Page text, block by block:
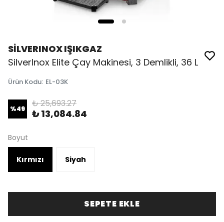
SİLVERINOX IŞIKGAZ
SilverInox Elite Çay Makinesi, 3 Demlikli, 36 L
Ürün Kodu: EL-03K
%49 ₺ 25,693.27
₺ 13,084.84
Boyut
Kırmızı Siyah
SEPETE EKLE